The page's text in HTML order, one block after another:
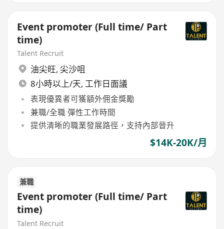
Event promoter (Full time/ Part
time)
Talent Recruit
油尖旺, 尖沙咀
8小時以上/天, 工作日面議
表現優異者可獲額外佣金獎勵
兼職/全職 彈性工作時間
提供清晰的職業發展路徑，支持內部晉升
$14K-20K/月
兼職
Event promoter (Full time/ Part
time)
Talent Recruit